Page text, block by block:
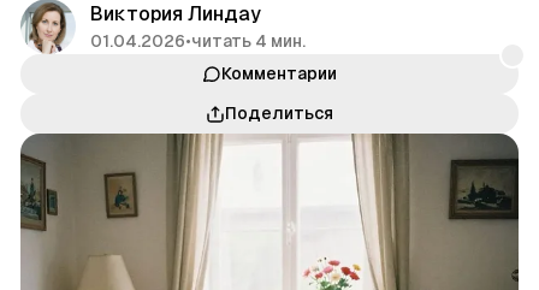
Виктория Линдау
01.04.2026•читать 4 мин.
Комментарии
Поделиться